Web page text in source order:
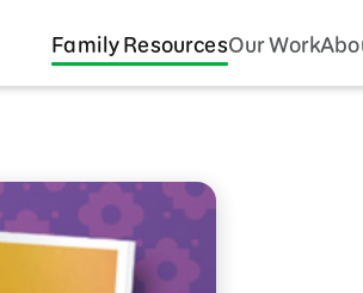
Family ResourcesOur Work